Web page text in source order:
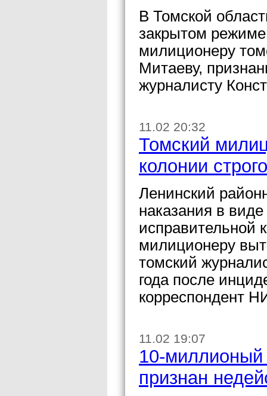
В Томской
закрытом
милиционеру
Митаеву,
журналисту
11.02 20:32
Томский
колонии
Ленинский
наказания в
исправительной
милиционеру
томский
года после
корреспондент
11.02 19:07
10-миллионый
признан